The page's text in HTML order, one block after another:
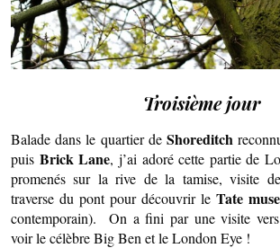
Troisième jour
Balade dans le quartier de Shoreditch
puis Brick Lane, j’ai adoré cette partie de
promenés sur la rive de la tamise, visite
traverse du pont pour découvrir le Tate
contemporain). On a fini par une visite
voir le célèbre Big Ben et le London Eye !